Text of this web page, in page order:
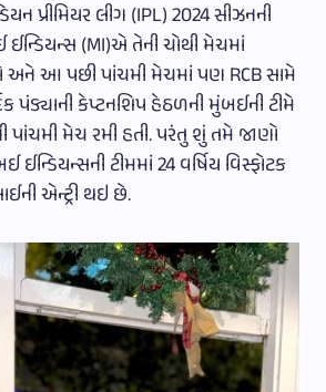
પ્રીમિયર લીગ (IPL) 2024 સીઝનની
(MI)એ તેની ચોથી મેચમાં
અને આ પછી પાંચમી મેચમાં પણ RCB સામે
પંડ્યાની કેપ્ટનશિપ હેઠળની મુંબઈની ટીમે
પાંચમી મેચ રમી હતી. પરંતુ શું તમે જાણો
ટીમમાં 24 વર્ષિય વિસ્ફોટક
એન્ટ્રી થઇ છે.